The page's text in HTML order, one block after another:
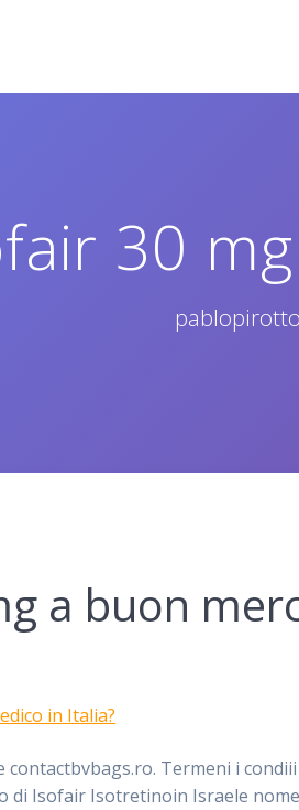
30
pablopirotto
a buon
in Italia?
Termeni i condiii
di Isofair Isotretinoin Israele